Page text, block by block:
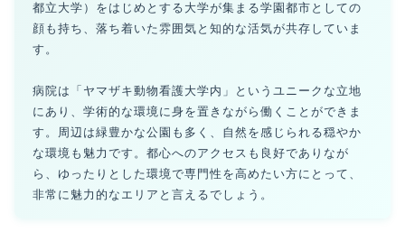
都立大学）をはじめとする大学が集まる学園都市としての
顔も持ち、落ち着いた雰囲気と知的な活気が共存していま
す。
病院は「ヤマザキ動物看護大学内」というユニークな立地
にあり、学術的な環境に身を置きながら働くことができま
す。周辺は緑豊かな公園も多く、自然を感じられる穏やか
な環境も魅力です。都心へのアクセスも良好でありなが
ら、ゆったりとした環境で専門性を高めたい方にとって、
非常に魅力的なエリアと言えるでしょう。